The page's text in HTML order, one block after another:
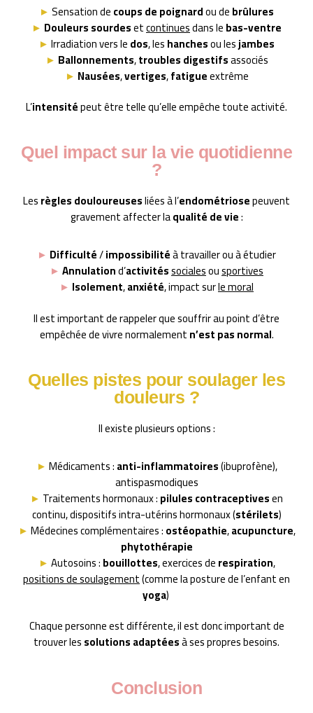
► Sensation decoups de poignardou debrûlures
► Douleurs sourdesetcontinuesdans lebas-ventre
► Irradiation vers ledos, leshanchesou lesjambes
► Ballonnements,troubles digestifsassociés
► Nausées,vertiges,fatigueextrême
L’intensitépeut être telle qu’elle empêche toute activité.
Quel impact sur la vie quotidienne
?
Lesrègles douloureusesliées à l’endométriosepeuvent
gravement affecter laqualité de vie:
► Difficulté/impossibilitéà travailler ou à étudier
► Annulationd’activitéssocialesousportives
► Isolement,anxiété, impact surle moral
Il est important de rappeler que souffrir au point d’être
empêchée de vivre normalementn’est pas normal.
Quelles pistes pour soulager les
douleurs ?
Il existe plusieurs options :
► Médicaments :anti-inflammatoires(ibuprofène),
antispasmodiques
► Traitements hormonaux :pilules contraceptivesen
continu, dispositifs intra-utérins hormonaux (stérilets)
► Médecines complémentaires :ostéopathie,acupuncture,
phytothérapie
► Autosoins :bouillottes, exercices derespiration,
positions de soulagement(comme la posture de l’enfant en
yoga)
Chaque personne est différente, il est donc important de
trouver lessolutions adaptéesà ses propres besoins.
Conclusion